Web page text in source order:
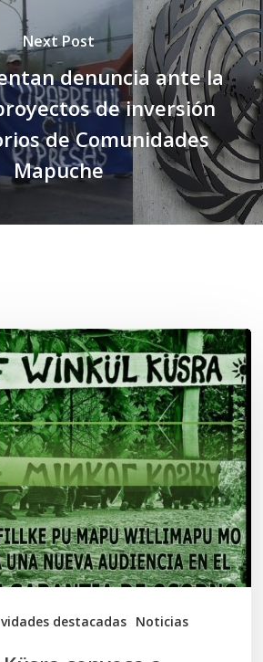
Next Post
denuncia ante la
de inversión
de Comunidades
Mapuche
destacadas Noticias